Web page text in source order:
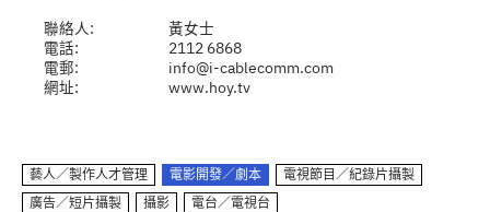
聯絡人:
黃女士
電話:
2112 6868
電郵:
info@i-cablecomm.com
網址:
www.hoy.tv
藝人／製作人才管理 電影開發／劇本
電視節目／紀錄片攝製
廣告／短片攝製
攝影 電台／電視台